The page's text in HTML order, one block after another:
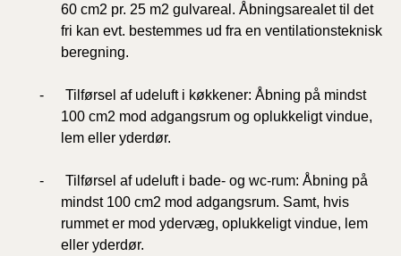
60 cm2 pr. 25 m2 gulvareal. Åbningsarealet til det
fri kan evt. bestemmes ud fra en ventilationsteknisk
beregning.
- Tilførsel af udeluft i køkkener: Åbning på mindst
100 cm2 mod adgangsrum og oplukkeligt vindue,
lem eller yderdør.
- Tilførsel af udeluft i bade- og wc-rum: Åbning på
mindst 100 cm2 mod adgangsrum. Samt, hvis
rummet er mod ydervæg, oplukkeligt vindue, lem
eller yderdør.